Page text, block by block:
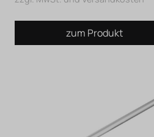
zum Produkt